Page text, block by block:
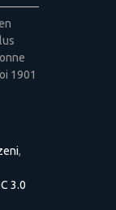
1901
,
3.0